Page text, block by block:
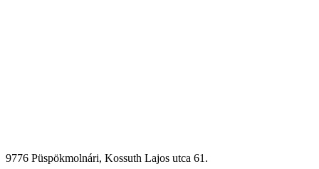
9776 Püspökmolnári, Kossuth Lajos utca 61.